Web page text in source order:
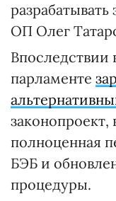
ОП Олег
Впоследствии
парламенте
полноценная
БЭБ и
процедуры.